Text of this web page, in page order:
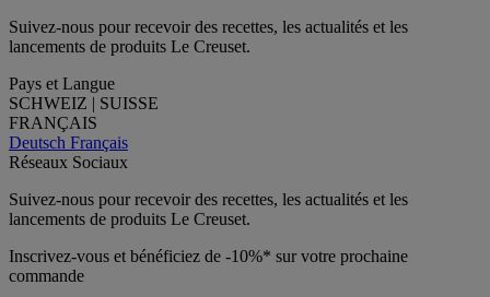
Suivez-nous pour recevoir des recettes, les actualités et les
lancements de produits Le Creuset.
Pays et Langue
SCHWEIZ | SUISSE
FRANÇAIS
Deutsch Français
Réseaux Sociaux
Suivez-nous pour recevoir des recettes, les actualités et les
lancements de produits Le Creuset.
Inscrivez-vous et bénéficiez de -10%* sur votre prochaine
commande